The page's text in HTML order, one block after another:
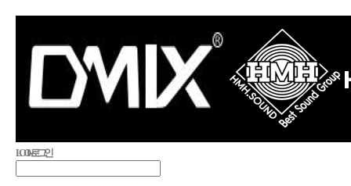
LOG IN로그인